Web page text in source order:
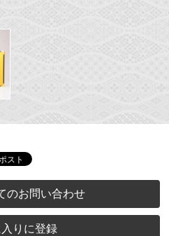
のお問い合わせ
りに登録